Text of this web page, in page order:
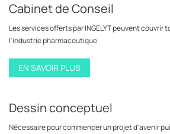
Cabinet de Conseil
Les services offerts par INGELYT peuvent couvrir
l'industrie pharmaceutique.
EN SAVOIR PLUS
Dessin conceptuel
Nécessaire pour commencer un projet d'avenir